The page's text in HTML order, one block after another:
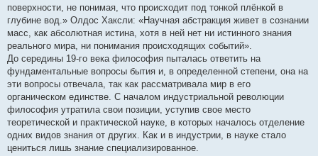
поверхности, не понимая, что происходит под тонкой плёнкой в
глубине вод.» Олдос Хаксли: «Научная абстракция живет в сознании
масс, как абсолютная истина, хотя в ней нет ни истинного знания
реального мира, ни понимания происходящих событий».
До середины 19-го века философия пыталась ответить на
фундаментальные вопросы бытия и, в определенной степени, она на
эти вопросы отвечала, так как рассматривала мир в его
органическом единстве. С началом индустриальной революции
философия утратила свои позиции, уступив свое место
теоретической и практической науке, в которых началось отделение
одних видов знания от других. Как и в индустрии, в науке стало
цениться лишь знание специализированное.